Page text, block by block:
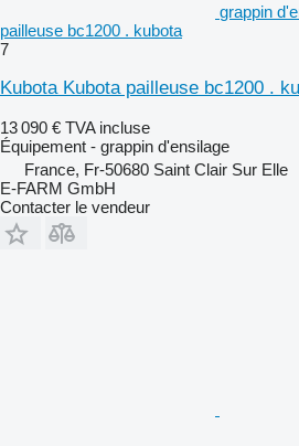
grappin
pailleuse bc1200 . kubota
7
Kubota Kubota pailleuse bc1200 .
13 090 € TVA incluse
Équipement - grappin d'ensilage
France, Fr-50680 Saint Clair Sur Elle
E-FARM GmbH
Contacter le vendeur